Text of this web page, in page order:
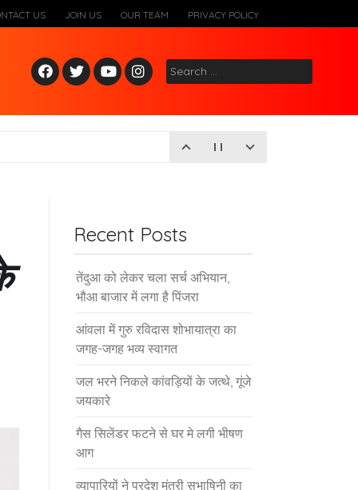
US JOIN US OUR TEAM PRIVACY POLICY
Fac
ebo
Twitt
er
Yout
ube
Inst
agr
Search
for:
Recent Posts
तेंदुआ को लेकर चला सर्च अभियान,
भौआ बाजार में लगा है पिंजरा
आंवला में गुरु रविदास शोभायात्रा का
जगह-जगह भव्य स्वागत
जल भरने निकले कांवड़ियों के जत्थे, गूंजे
जयकारे
गैस सिलेंडर फटने से घर मे लगी भीषण
आग
व्यापारियों ने प्रदेश मंत्री सुभाषिनी का